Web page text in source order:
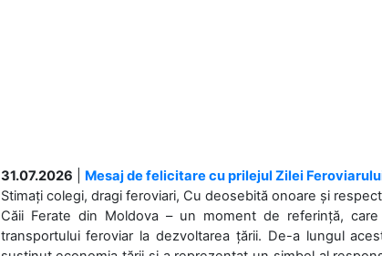
31.07.2026
Mesaj de felicitare cu prilejul Zilei
Stimați colegi, dragi feroviari, Cu deosebită onoare și
Căii Ferate din Moldova – un moment de referință,
transportului feroviar la dezvoltarea țării. De-a lungul